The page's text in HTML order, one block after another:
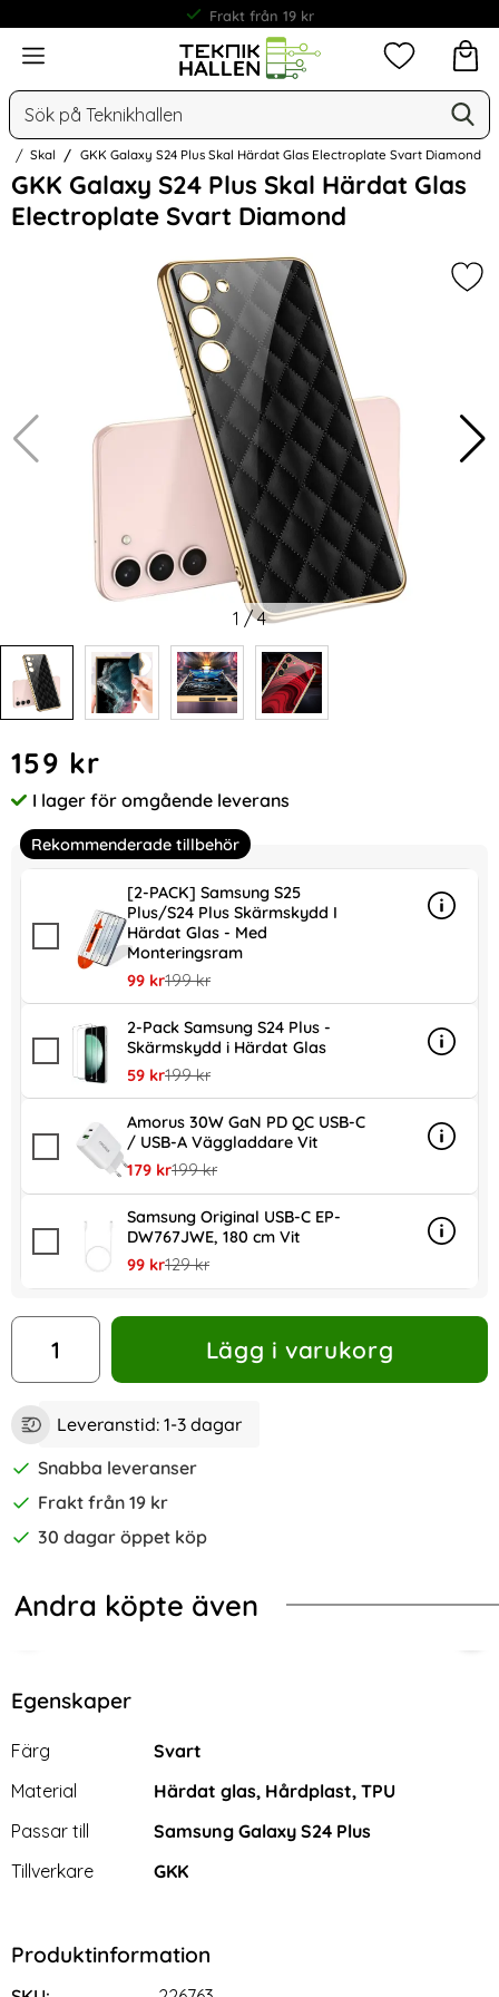
Frakt från 19 kr
Meny
Sök
Mina
Skal GKK Galaxy S24 Plus Skal Härdat Glas Electroplate Svart Diamond
GKK Galaxy S24 Plus Skal Härdat Glas
Electroplate Svart Diamond
Hoppa
över
Bilder
1 /4
pris
159 kr
Tillgänglighet:
I lager för omgående leverans
Rekommenderade tillbehör
[2-PACK] Samsung S25
Plus/S24 Plus Skärmskydd I
Härdat Glas - Med
Monteringsram
rea pris
99 krtidigare pris
199 kr
Info
mer
2-Pack Samsung S24 Plus -
Skärmskydd i Härdat Glas
rea pris
59 krtidigare pris
199 kr
Info
mer
Amorus 30W GaN PD QC USB-C
/ USB-A Väggladdare Vit
rea pris
179 krtidigare pris
199 kr
Info
mer
Samsung Original USB-C EP-
DW767JWE, 180 cm Vit
rea pris
99 krtidigare pris
129 kr
Info
mer
antal
Lägg i varukorg
Leveranstid: 1-3 dagar
Snabba leveranser
Frakt från 19 kr
30 dagar öppet köp
Andra köpte även
Grön
S24 Plus Skal Härdat Glas Electroplate Klöver Ess
2-Pack Samsung S24 Plus -
Skärmskydd i Härdat Glas
Egenskaper
Egenskaper/attribut för denna produkt
Attribut
Färg
Svart
Material
Härdat glas, Hårdplast, TPU
Passar till
Samsung Galaxy S24 Plus
Tillverkare
GKK
Produktinformation